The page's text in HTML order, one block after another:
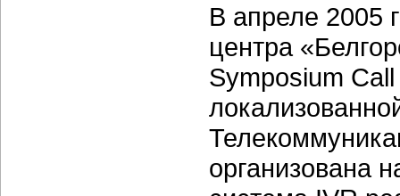
В апреле 2005
центра
Symposium
организована